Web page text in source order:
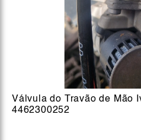
Válvula do Travão de Mão
4462300252